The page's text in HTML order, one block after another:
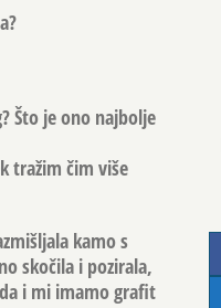
Što je ono najbolje
tražim čim više
kamo s
skočila i pozirala,
i mi imamo grafit